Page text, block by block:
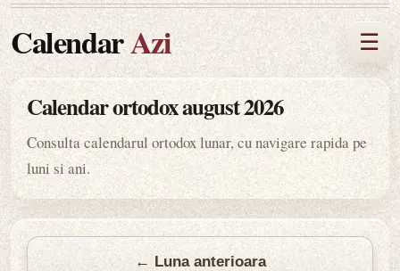
CalendarAzi ☰
Calendar ortodox august 2026
Consulta calendarul ortodox lunar, cu navigare rapida pe
luni si ani.
← Luna anterioara